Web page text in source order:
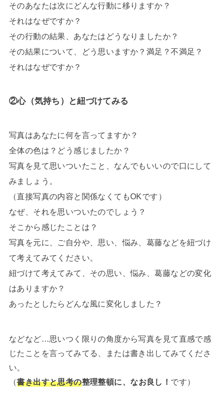
そのあなたは次にどんな行動に移りますか？
それはなぜですか？
その行動の結果、あなたはどうなりましたか？
その結果について、どう思いますか？満足？不満足？
それはなぜですか？
②心（気持ち）と紐づけてみる
写真はあなたに何を言ってますか？
全体の色は？どう感じましたか？
写真を見て思いついたこと、なんでもいいので口にして
みましょう。
（直接写真の内容と関係なくてもOKです）
なぜ、それを思いついたのでしょう？
そこから感じたことは？
写真を元に、ご自分や、思い、悩み、葛藤などを紐づけ
て考えてみてください。
紐づけて考えてみて、その思い、悩み、葛藤などの変化
はありますか？
あったとしたらどんな風に変化しました？
などなど…思いつく限りの角度から写真を見て直感で感
じたことを言ってみてる、または書き出してみてくださ
い。
（書き出すと思考の整理整頓に、なお良し！ です）